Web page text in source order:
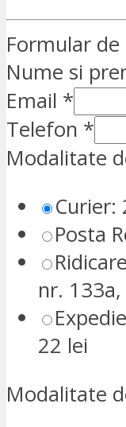
Formular
Nume si
Email *
Telefon *
Modalitate
Curier:
Posta
nr.
22 lei
Modalitate